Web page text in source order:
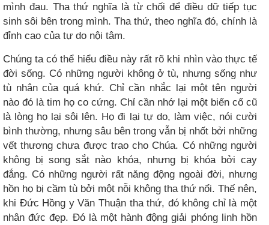
mình đau. Tha thứ nghĩa là từ chối để điều dữ tiếp tục
sinh sôi bên trong mình. Tha thứ, theo nghĩa đó, chính là
đỉnh cao của tự do nội tâm.
Chúng ta có thể hiểu điều này rất rõ khi nhìn vào thực tế
đời sống. Có những người không ở tù, nhưng sống như
tù nhân của quá khứ. Chỉ cần nhắc lại một tên người
nào đó là tim họ co cứng. Chỉ cần nhớ lại một biến cố cũ
là lòng họ lại sôi lên. Họ đi lại tự do, làm việc, nói cười
bình thường, nhưng sâu bên trong vẫn bị nhốt bởi những
vết thương chưa được trao cho Chúa. Có những người
không bị song sắt nào khóa, nhưng bị khóa bởi cay
đắng. Có những người rất năng động ngoài đời, nhưng
hồn họ bị cầm tù bởi một nỗi không tha thứ nổi. Thế nên,
khi Đức Hồng y Văn Thuận tha thứ, đó không chỉ là một
nhân đức đẹp. Đó là một hành động giải phóng linh hồn